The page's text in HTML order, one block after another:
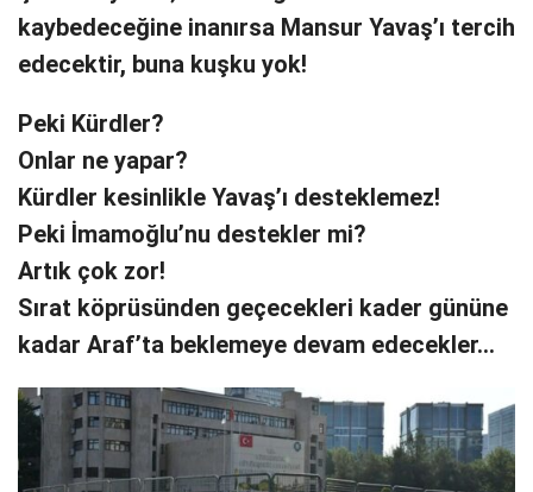
kaybedeceğine inanırsa Mansur Yavaş’ı tercih
edecektir, buna kuşku yok!
Peki Kürdler?
Onlar ne yapar?
Kürdler kesinlikle Yavaş’ı desteklemez!
Peki İmamoğlu’nu destekler mi?
Artık çok zor!
Sırat köprüsünden geçecekleri kader gününe
kadar Araf’ta beklemeye devam edecekler…